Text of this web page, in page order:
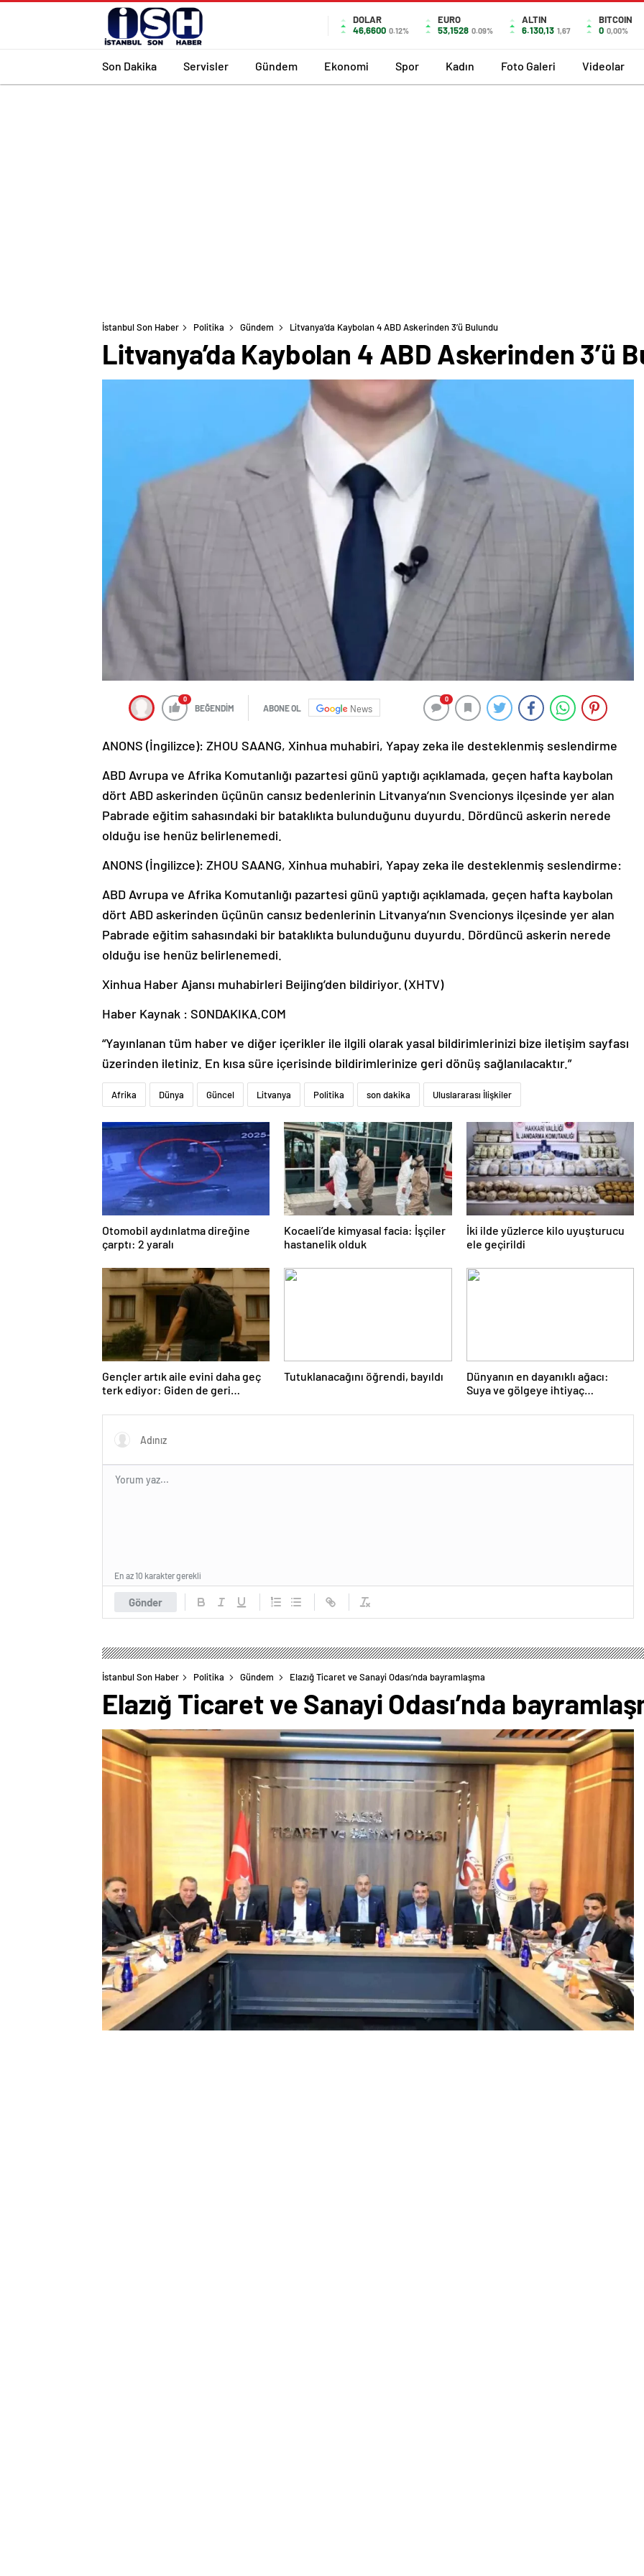
DOLAR
46,6600 0.12%
EURO
53,1528 0.09%
ALTIN
6.130,13 1,67
BITCOIN
0 0,00%
Son Dakika Servisler Gündem Ekonomi Spor Kadın Foto Galeri Videolar
İstanbul Son Haber Politika Gündem Litvanya’da Kaybolan 4 ABD Askerinden 3’ü Bulundu
Litvanya’da Kaybolan 4 ABD Askerinden 3’ü
0
BEĞENDİM ABONE OL News
0
ANONS (İngilizce): ZHOU SAANG, Xinhua muhabiri, Yapay zeka ile desteklenmiş seslendirme
ABD Avrupa ve Afrika Komutanlığı pazartesi günü yaptığı açıklamada, geçen hafta kaybolan
dört ABD askerinden üçünün cansız bedenlerinin Litvanya’nın Svencionys ilçesinde yer alan
Pabrade eğitim sahasındaki bir bataklıkta bulunduğunu duyurdu. Dördüncü askerin nerede
olduğu ise henüz belirlenemedi.
ANONS (İngilizce): ZHOU SAANG, Xinhua muhabiri, Yapay zeka ile desteklenmiş seslendirme:
ABD Avrupa ve Afrika Komutanlığı pazartesi günü yaptığı açıklamada, geçen hafta kaybolan
dört ABD askerinden üçünün cansız bedenlerinin Litvanya’nın Svencionys ilçesinde yer alan
Pabrade eğitim sahasındaki bir bataklıkta bulunduğunu duyurdu. Dördüncü askerin nerede
olduğu ise henüz belirlenemedi.
Xinhua Haber Ajansı muhabirleri Beijing’den bildiriyor. (XHTV)
Haber Kaynak : SONDAKIKA.COM
“Yayınlanan tüm haber ve diğer içerikler ile ilgili olarak yasal bildirimlerinizi bize iletişim sayfası
üzerinden iletiniz. En kısa süre içerisinde bildirimlerinize geri dönüş sağlanılacaktır.”
Afrika Dünya Güncel Litvanya Politika son dakika Uluslararası İlişkiler
Otomobil aydınlatma direğine
çarptı: 2 yaralı
Kocaeli’de kimyasal facia: İşçiler
hastanelik olduk
İki ilde yüzlerce kilo uyuşturucu
ele geçirildi
Gençler artık aile evini daha geç
terk ediyor: Giden de geri
Tutuklanacağını öğrendi, bayıldı
Dünyanın en dayanıklı ağacı:
Suya ve gölgeye ihtiyaç
veriyor!
Gönder
En az 10 karakter gerekli
İstanbul Son Haber Politika Gündem Elazığ Ticaret ve Sanayi Odası’nda bayramlaşma
Elazığ Ticaret ve Sanayi Odası’nda